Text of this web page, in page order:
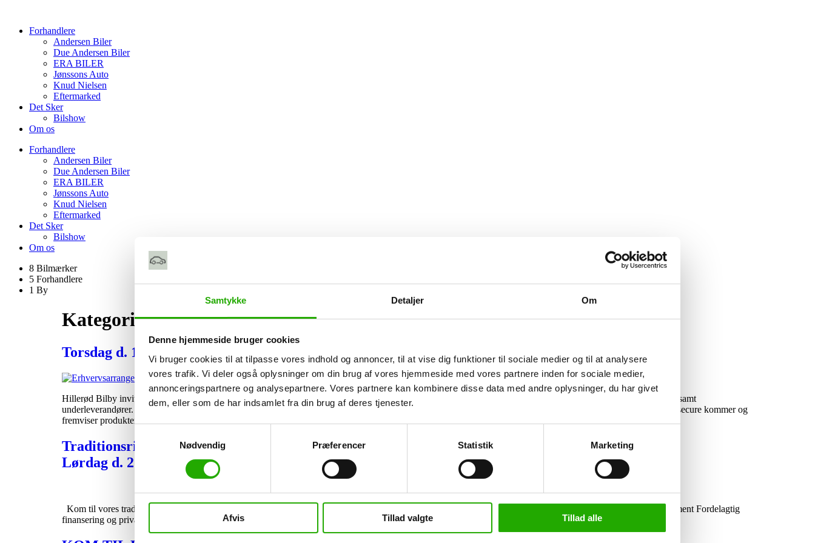
Samtykke Detaljer Om
Denne hjemmeside bruger cookies
Vi bruger cookies til at tilpasse vores indhold og annoncer, til at vise dig funktioner til sociale medier og til at analysere
vores trafik. Vi deler også oplysninger om din brug af vores hjemmeside med vores partnere inden for sociale medier,
annonceringspartnere og analysepartnere. Vores partnere kan kombinere disse data med andre oplysninger, du har givet
dem, eller som de har indsamlet fra din brug af deres tjenester.
Nødvendig
Præferencer Statistik Marketing
Afvis Tillad valgte Tillad alle
indholdForhandlere
Andersen Biler
Due Andersen Biler
ERA BILER
Jønssons Auto
Knud Nielsen
Eftermarked
Det Sker
Bilshow
Om os
Forhandlere
Andersen Biler
Due Andersen Biler
ERA BILER
Jønssons Auto
Knud Nielsen
Eftermarked
Det Sker
Bilshow
Om os
8 Bilmærker
5 Forhandlere
1 By
Kategori:Kampagner
Torsdag d. 1 juni kl. 11.00-15.00
Hillerød Bilby inviterer dig til et hyggeligt erhvervsarrangement! 🙌🏼 Hvor vi stiller op for at vise, hvad vi kan tilbyde, når det kommer til vare- og erhvervsbiler samt
underleverandører. Du kan blandt andet opleve: Oplev Ford, Nissan, Peugeot, Citroën, Toyota, Renault, Opel og Iveco. RTT, Clever, Smartvan, Kjeldsen og Unisecure kommer og
fremviser produkter og […]
Traditionsrigt Bilshow
Lørdag d. 25. & søndag d. 26. februar kl. 11.00-16.00
Kom til vores traditionsrige bilshow i Hillerød Bilby lørdag d. 25. & søndag d. 26. februar kl. 11.00-16.00 Tulipaner til alle besøgende Vi byder på et let traktement Fordelagtig
finansering og privatleasing Kom og besøg os i butikkerne og få en snak med os og hør alle de muligheder som vi kan […]